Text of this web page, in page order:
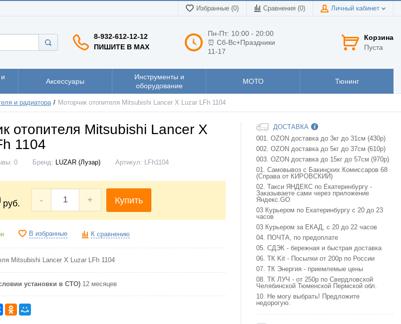
Избранные (0) Сравнения (0) Личный кабинет
8-932-612-12-12
ПИШИТЕ В MAX
Пн-Пт: 10:00 - 20:00
⏰ Сб-Вс+Праздники
11-17
Корзина
Пуста
Аксессуары
Инструменты и
оборудование
МОТО Тюнинг
и радиатора Моторчик отопителя Mitsubishi Lancer X Luzar LFh 1104
отопителя Mitsubishi Lancer X
1104
0 Бренд: LUZAR (Лузар) Артикул: LFh1104
руб. - + Купить
В избранные К сравнению
Mitsubishi Lancer X Luzar LFh 1104
установки в СТО) 12 месяцев
ДОСТАВКА
001. OZON доставка до 3кг до 31см (430р)
002. OZON доставка до 5кг до 37см (610р)
003. OZON доставка до 15кг до 57см (970р)
01. Самовывоз с Бакинских Комиссаров 68
(Справа от КИРОВСКИЙ)
02. Такси ЯНДЕКС по Екатеринбургу -
Заказываете сами через приложение
Яндекс.GO
03 Курьером по Екатеринбургу с 20 до 23
часов
03 Курьером за ЕКАД, с 20 до 22 часов
04. ПОЧТА, по предоплате
05. СДЭК - бережная и быстрая доставка
06. ТК Kit - Посылки от 200р по России
07. ТК Энергия - приемлемые цены
08. ТК ЛУЧ - от 250р по Свердловской
Челябинской Тюменской Пермской обл.
10. Не могу выбрать! Предложите
недорогую.